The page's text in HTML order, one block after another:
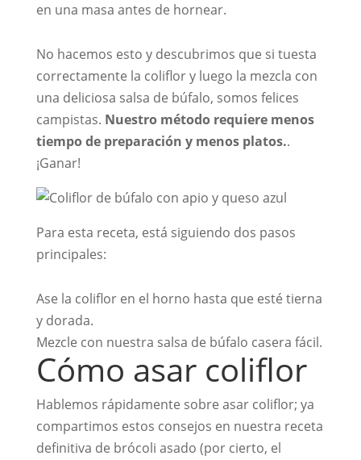
en una masa antes de hornear.
No hacemos esto y descubrimos que si tuesta
correctamente la coliflor y luego la mezcla con
una deliciosa salsa de búfalo, somos felices
campistas. Nuestro método requiere menos
tiempo de preparación y menos platos..
¡Ganar!
Para esta receta, está siguiendo dos pasos
principales:
Ase la coliflor en el horno hasta que esté tierna
y dorada.
Mezcle con nuestra salsa de búfalo casera fácil.
Cómo asar coliflor
Hablemos rápidamente sobre asar coliflor; ya
compartimos estos consejos en nuestra receta
definitiva de brócoli asado (por cierto, el